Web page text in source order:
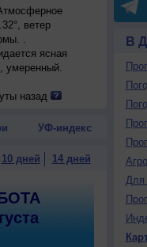
ветер
.
ясная
умеренный.
назад
УФ-индекс
10 дней 14 дней
В
Для